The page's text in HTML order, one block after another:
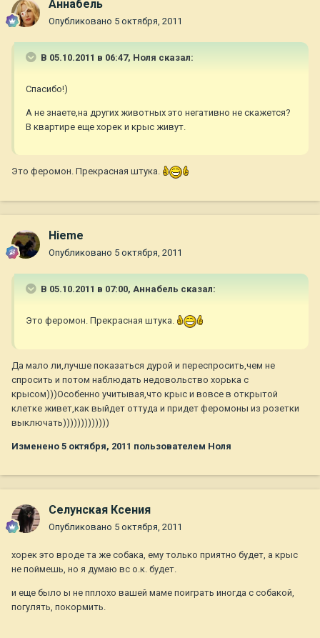
Aннaбель
Опубликовано 5 октября, 2011
В 05.10.2011 в 06:47, Ноля сказал:
Спасибо!)
А не знаете,на других животных это негативно не скажется?
В квартире еще хорек и крыс живут.
Это феромон. Прекрасная штука.
Hieme
Опубликовано 5 октября, 2011
В 05.10.2011 в 07:00, Aннaбель сказал:
Это феромон. Прекрасная штука.
Да мало ли,лучше показаться дурой и переспросить,чем не
спросить и потом наблюдать недовольство хорька с
крысом)))Особенно учитывая,что крыс и вовсе в открытой
клетке живет,как выйдет оттуда и придет феромоны из розетки
выключать)))))))))))))
Изменено 5 октября, 2011 пользователем Ноля
Селунская Ксения
Опубликовано 5 октября, 2011
хорек это вроде та же собака, ему только приятно будет, а крыс
не поймешь, но я думаю вс о.к. будет.
и еще было ы не пплохо вашей маме поиграть иногда с собакой,
погулять, покормить.